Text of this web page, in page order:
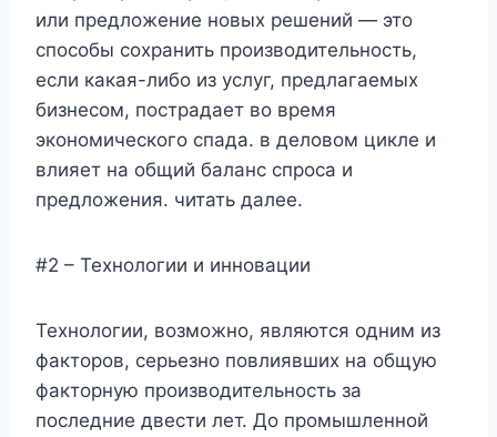
или предложение новых решений — это
способы сохранить производительность,
если какая-либо из услуг, предлагаемых
бизнесом, пострадает во время
экономического спада. в деловом цикле и
влияет на общий баланс спроса и
предложения. читать далее.
#2 – Технологии и инновации
Технологии, возможно, являются одним из
факторов, серьезно повлиявших на общую
факторную производительность за
последние двести лет. До промышленной